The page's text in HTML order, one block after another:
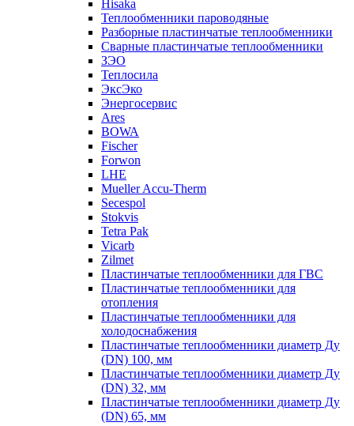
Hisaka
Теплообменники пароводяные
Разборные пластинчатые теплообменники
Сварные пластинчатые теплообменники
ЗЭО
Теплосила
ЭксЭко
Энергосервис
Ares
BOWA
Fischer
Forwon
LHE
Mueller Accu-Therm
Secespol
Stokvis
Tetra Pak
Vicarb
Zilmet
Пластинчатые теплообменники для ГВС
Пластинчатые теплообменники для
отопления
Пластинчатые теплообменники для
холодоснабжения
Пластинчатые теплообменники диаметр Ду
(DN) 100, мм
Пластинчатые теплообменники диаметр Ду
(DN) 32, мм
Пластинчатые теплообменники диаметр Ду
(DN) 65, мм